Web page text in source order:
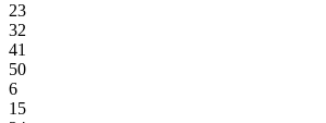
23
32
41
50
6
15